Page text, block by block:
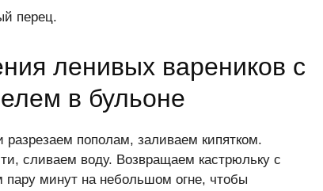
перец.
ленивых вареников с
в бульоне
пополам, заливаем кипятком.
сливаем воду. Возвращаем кастрюльку с
минут на небольшом огне, чтобы